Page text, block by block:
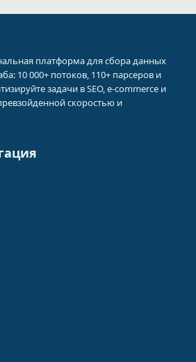
платформа для сбора данных
10 000+ потоков, 110+ парсеров и
задачи в SEO, e-commerce и
скоростью и